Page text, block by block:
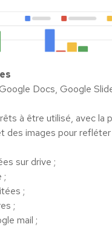
Docs, Google
à être utilisé, avec la
des images pour
sur drive ;
;
;
;
mail ;